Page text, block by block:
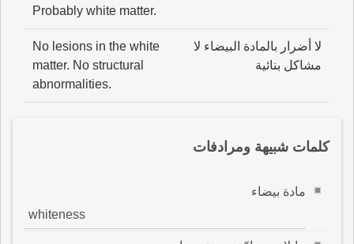
Probably white matter.
لا أضرار بالمادة البيضاء لا
مشاكل بنائية
No lesions in the white
matter. No structural
abnormalities.
كلمات شبيهة ومرادفات
مادة بيضاء
whiteness